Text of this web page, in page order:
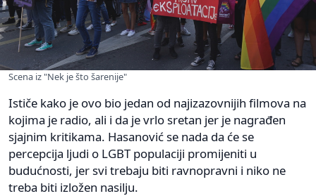
Scena iz "Nek je što šarenije"
Ističe kako je ovo bio jedan od najizazovnijih filmova na
kojima je radio, ali i da je vrlo sretan jer je nagrađen
sjajnim kritikama. Hasanović se nada da će se
percepcija ljudi o LGBT populaciji promijeniti u
budućnosti, jer svi trebaju biti ravnopravni i niko ne
treba biti izložen nasilju.